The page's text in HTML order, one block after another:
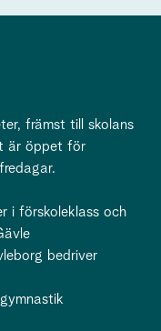
främst till skolans
är öppet för
i förskoleklass och
bedriver